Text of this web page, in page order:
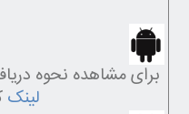
برای مشاهده نحوه
لینک